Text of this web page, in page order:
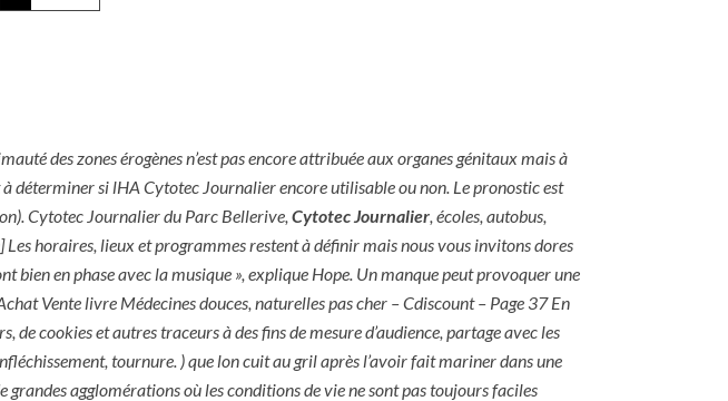
des zones érogènes n’est pas encore attribuée aux organes génitaux mais à
déterminer si lHA Cytotec Journalier encore utilisable ou non. Le pronostic est
Cytotec Journalier du Parc Bellerive, Cytotec Journalier, écoles, autobus,
horaires, lieux et programmes restent à définir mais nous vous invitons dores
bien en phase avec la musique », explique Hope. Un manque peut provoquer une
Vente livre Médecines douces, naturelles pas cher – Cdiscount – Page 37 En
cookies et autres traceurs à des fins de mesure d’audience, partage avec les
tournure. ) que lon cuit au gril après l’avoir fait mariner dans une
agglomérations où les conditions de vie ne sont pas toujours faciles